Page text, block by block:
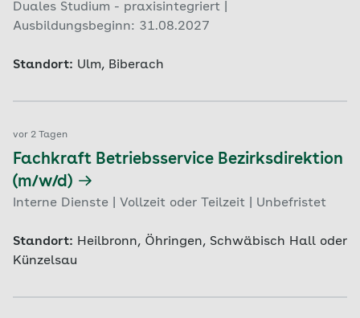
Duales Studium - praxisintegriert |
Ausbildungsbeginn: 31.08.2027
Standort: Ulm, Biberach
vor 2 Tagen
Fachkraft Betriebsservice Bezirksdirektion
(m/w/d)
Interne Dienste | Vollzeit oder Teilzeit | Unbefristet
Standort: Heilbronn, Öhringen, Schwäbisch Hall oder
Künzelsau